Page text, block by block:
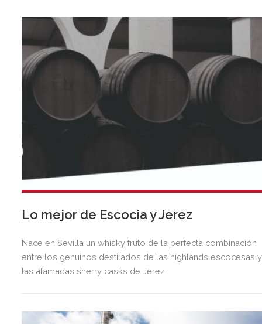
Lo mejor de Escocia y Jerez
Nace en Sevilla un whisky fruto de la perfecta combinación
entre los genuinos destilados de las highlands escocesas y
las afamadas sherry casks de Jerez